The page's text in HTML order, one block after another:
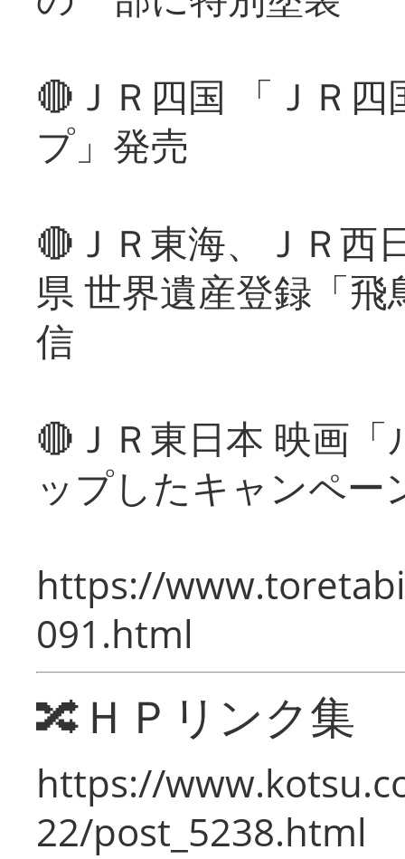
🔴ＪＲ四国 「ＪＲ
プ」発売
🔴ＪＲ東海、ＪＲ西
県 世界遺産登録「
信
🔴ＪＲ東日本 映画
ップしたキャンペー
https://
091.html
🔀ＨＰリンク集
https://
22/post_5238.html